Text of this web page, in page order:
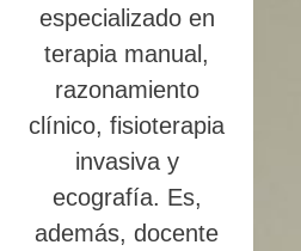
especializado en
terapia manual,
razonamiento
clínico, fisioterapia
invasiva y
ecografía. Es,
además, docente